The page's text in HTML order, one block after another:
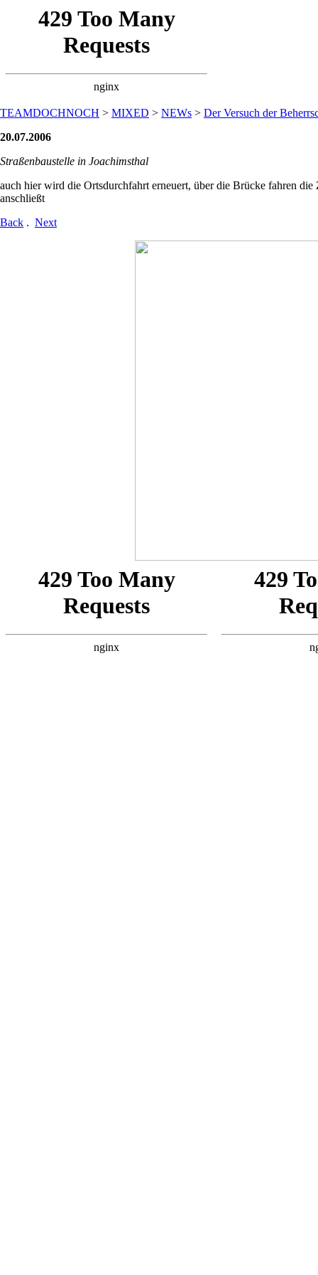
TEAMDOCHNOCH > MIXED > NEWs > Der Versuch der
20.07.2006
Straßenbaustelle in Joachimsthal
auch hier wird die Ortsdurchfahrt erneuert, über die Brücke fahren
anschließt
Back . Next